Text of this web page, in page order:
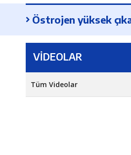
Östrojen yüksek
VİDEOLAR
Tüm Videolar